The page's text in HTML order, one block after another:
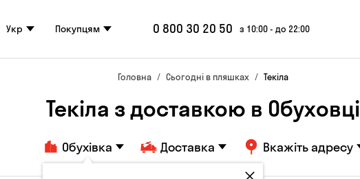
Укр Покупцям 0 800 30 20 50 з 10:00 - до 22:00
Головна Сьогодні в пляшках Текіла
Текіла з доставкою в Обуховці
Обухівка Доставка Вкажіть адресу